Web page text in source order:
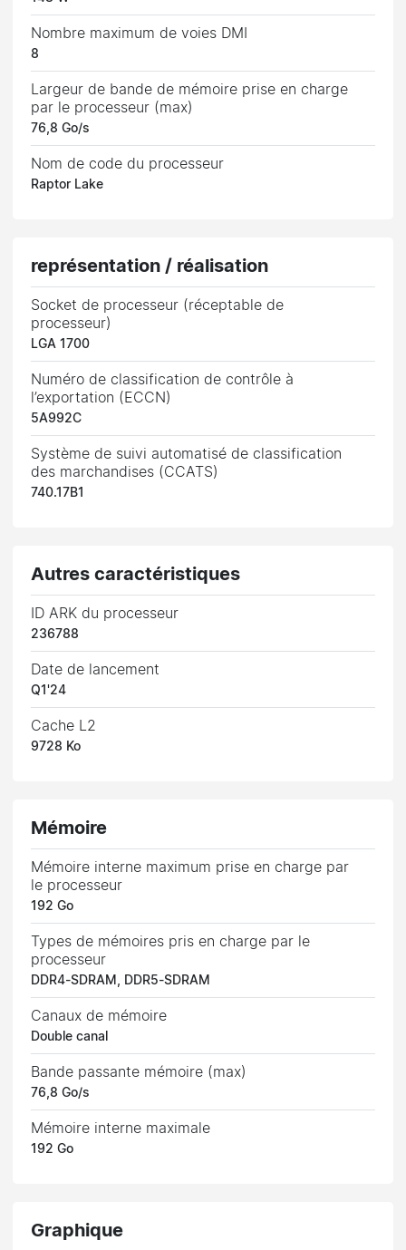
Nombre maximum de voies DMI
8
Largeur de bande de mémoire prise en charge
par le processeur (max)
76,8 Go/s
Nom de code du processeur
Raptor Lake
représentation / réalisation
Socket de processeur (réceptable de
processeur)
LGA 1700
Numéro de classification de contrôle à
l’exportation (ECCN)
5A992C
Système de suivi automatisé de classification
des marchandises (CCATS)
740.17B1
Autres caractéristiques
ID ARK du processeur
236788
Date de lancement
Q1'24
Cache L2
9728 Ko
Mémoire
Mémoire interne maximum prise en charge par
le processeur
192 Go
Types de mémoires pris en charge par le
processeur
DDR4-SDRAM, DDR5-SDRAM
Canaux de mémoire
Double canal
Bande passante mémoire (max)
76,8 Go/s
Mémoire interne maximale
192 Go
Graphique